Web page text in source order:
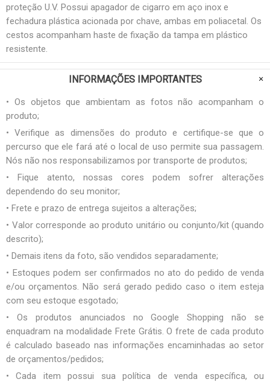
proteção U.V. Possui apagador de cigarro em aço inox e
fechadura plástica acionada por chave, ambas em poliacetal. Os
cestos acompanham haste de fixação da tampa em plástico
resistente.
INFORMAÇÕES IMPORTANTES
• Os objetos que ambientam as fotos não acompanham o
produto;
• Verifique as dimensões do produto e certifique-se que o
percurso que ele fará até o local de uso permite sua passagem.
Nós não nos responsabilizamos por transporte de produtos;
• Fique atento, nossas cores podem sofrer alterações
dependendo do seu monitor;
• Frete e prazo de entrega sujeitos a alterações;
• Valor corresponde ao produto unitário ou conjunto/kit (quando
descrito);
• Demais itens da foto, são vendidos separadamente;
• Estoques podem ser confirmados no ato do pedido de venda
e/ou orçamentos. Não será gerado pedido caso o item esteja
com seu estoque esgotado;
• Os produtos anunciados no Google Shopping não se
enquadram na modalidade Frete Grátis. O frete de cada produto
é calculado baseado nas informações encaminhadas ao setor
de orçamentos/pedidos;
• Cada item possui sua política de venda específica, ou